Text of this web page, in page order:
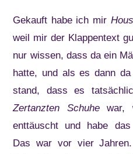
Gekauft habe ich mir
weil mir der Klappentext
nur wissen, dass da ein
hatte, und als es dann
stand, dass es
Zertanzten Schuhewar,
enttäuscht und habe
Das war vor vier